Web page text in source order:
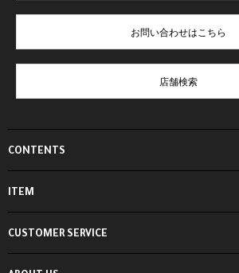
CONTENTS
ITEM
お問い合わせはこちら
店舗検索
CUSTOMER SERVICE